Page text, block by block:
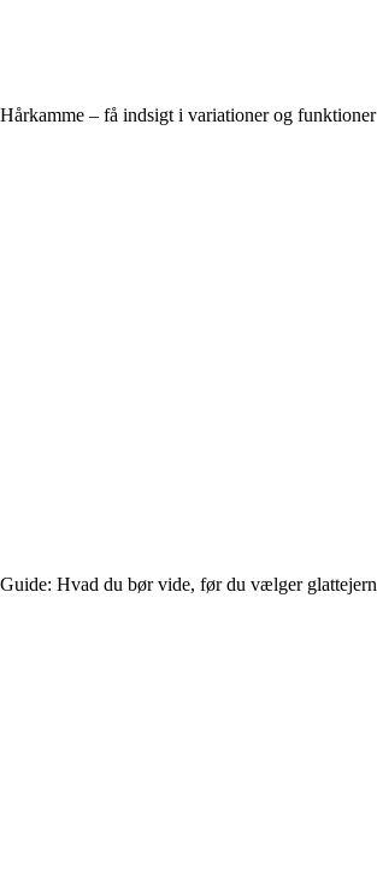
Hårkamme – få indsigt i variationer og funktioner
Guide: Hvad du bør vide, før du vælger glattejern